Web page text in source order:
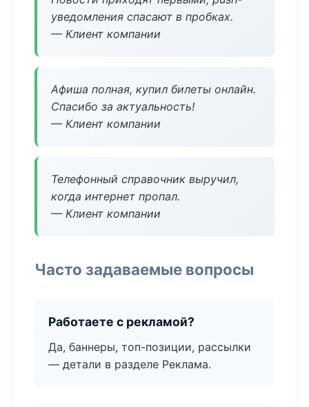
уведомления спасают в пробках.
— Клиент компании
Афиша полная, купил билеты онлайн.
Спасибо за актуальность!
— Клиент компании
Телефонный справочник выручил,
когда интернет пропал.
— Клиент компании
Часто задаваемые вопросы
Работаете с рекламой?
Да, баннеры, топ-позиции, рассылки
— детали в разделе Реклама.